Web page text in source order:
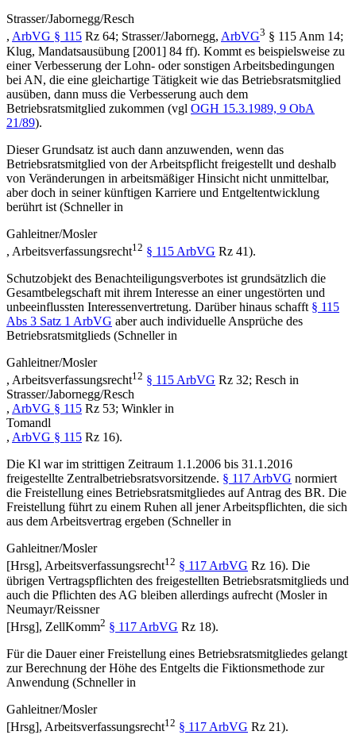
Strasser/Jabornegg/Resch
, ArbVG § 115 Rz 64; Strasser/Jabornegg, ArbVG3 § 115 Anm 14;
Klug, Mandatsausübung [2001] 84 ff). Kommt es beispielsweise zu
einer Verbesserung der Lohn- oder sonstigen Arbeitsbedingungen
bei AN, die eine gleichartige Tätigkeit wie das Betriebsratsmitglied
ausüben, dann muss die Verbesserung auch dem
Betriebsratsmitglied zukommen (vgl OGH 15.3.1989, 9 ObA
21/89).
Dieser Grundsatz ist auch dann anzuwenden, wenn das
Betriebsratsmitglied von der Arbeitspflicht freigestellt und deshalb
von Veränderungen in arbeitsmäßiger Hinsicht nicht unmittelbar,
aber doch in seiner künftigen Karriere und Entgeltentwicklung
berührt ist (Schnellerin
Gahleitner/Mosler
, Arbeitsverfassungsrecht12 § 115 ArbVG Rz 41).
Schutzobjekt des Benachteiligungsverbotes ist grundsätzlich die
Gesamtbelegschaft mit ihrem Interesse an einer ungestörten und
unbeeinflussten Interessenvertretung. Darüber hinaus schafft § 115
Abs 3 Satz 1 ArbVG aber auch individuelle Ansprüche des
Betriebsratsmitglieds (Schnellerin
Gahleitner/Mosler
, Arbeitsverfassungsrecht12 § 115 ArbVG Rz 32; Resch in
Strasser/Jabornegg/Resch
, ArbVG § 115 Rz 53; Winklerin
Tomandl
, ArbVG § 115 Rz 16).
Die Kl war im strittigen Zeitraum 1.1.2006 bis 31.1.2016
freigestellte Zentralbetriebsratsvorsitzende. § 117 ArbVG normiert
die Freistellung eines Betriebsratsmitgliedes auf Antrag des BR. Die
Freistellung führt zu einem Ruhen all jener Arbeitspflichten, die sich
aus dem Arbeitsvertrag ergeben (Schnellerin
Gahleitner/Mosler
[Hrsg], Arbeitsverfassungsrecht12 § 117 ArbVG Rz 16). Die
übrigen Vertragspflichten des freigestellten Betriebsratsmitglieds und
auch die Pflichten des AG bleiben allerdings aufrecht (Moslerin
Neumayr/Reissner
[Hrsg], ZellKomm2 § 117 ArbVG Rz 18).
Für die Dauer einer Freistellung eines Betriebsratsmitgliedes gelangt
zur Berechnung der Höhe des Entgelts die Fiktionsmethode zur
Anwendung (Schnellerin
Gahleitner/Mosler
[Hrsg], Arbeitsverfassungsrecht12 § 117 ArbVG Rz 21).